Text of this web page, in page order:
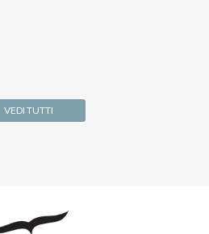
VEDI TUTTI